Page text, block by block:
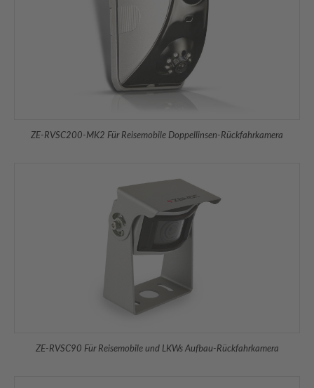
ZE-RVSC200-MK2 Für Reisemobile Doppellinsen-Rückfahrkamera
ZE-RVSC90 Für Reisemobile und LKWs Aufbau-Rückfahrkamera